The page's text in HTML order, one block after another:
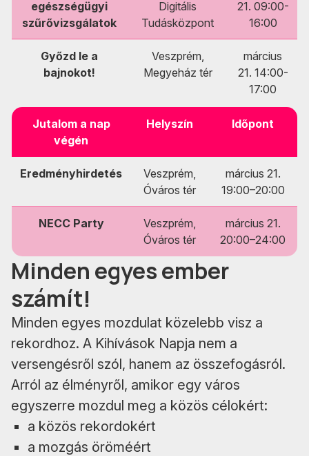
egészségügyi
szűrővizsgálatok
Digitális
Tudásközpont
21. 09:00-
16:00
Győzd le a
bajnokot!
Veszprém,
Megyeház tér
március
21. 14:00-
17:00
Jutalom a nap
végén
Helyszín Időpont
Eredményhirdetés
Veszprém,
Óváros tér
március 21.
19:00–20:00
NECC Party
Veszprém,
Óváros tér
március 21.
20:00–24:00
Minden egyes ember
számít!
Minden egyes mozdulat közelebb visz a
rekordhoz. A Kihívások Napja nem a
versengésről szól, hanem az összefogásról.
Arról az élményről, amikor egy város
egyszerre mozdul meg a közös célokért:
a közös rekordokért
a mozgás öröméért